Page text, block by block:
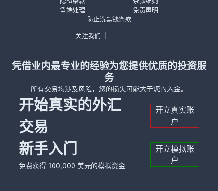
争端处理
免责声明
防止洗黑钱条款
关注我们
凭借业内最专业的经验为您提供优质的投资服
务
所有交易均涉及风险，您的损失可能大于您的入金。
开始真实的外汇
交易
开立真实账
户
新手入门
免费获得 100,000 美元的模拟资金
开立模拟账
户